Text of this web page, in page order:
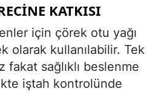
KATKISI
için çörek otu yağı
olarak kullanılabilir. Tek
fakat sağlıklı beslenme
iştah kontrolünde